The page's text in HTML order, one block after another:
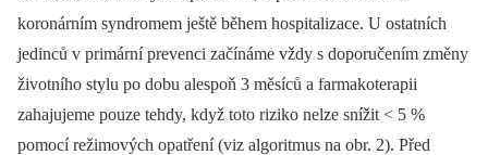
koronárním syndromem ještě během hospitalizace. U ostatních
jedinců v primární prevenci začínáme vždy s doporučením změny
životního stylu po dobu alespoň 3 měsíců a farmakoterapii
zahajujeme pouze tehdy, když toto riziko nelze snížit < 5 %
pomocí režimových opatření (viz algoritmus na obr. 2). Před